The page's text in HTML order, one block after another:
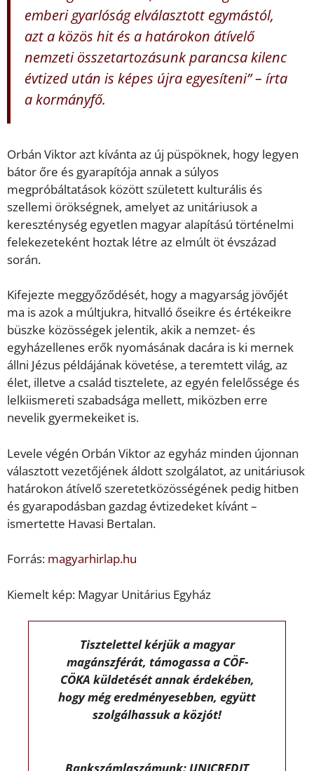
emberi gyarlóság elválasztott egymástól,
azt a közös hit és a határokon átívelő
nemzeti összetartozásunk parancsa kilenc
évtized után is képes újra egyesíteni” – írta
a kormányfő.
Orbán Viktor azt kívánta az új püspöknek, hogy legyen
bátor őre és gyarapítója annak a súlyos
megpróbáltatások között született kulturális és
szellemi örökségnek, amelyet az unitáriusok a
kereszténység egyetlen magyar alapítású történelmi
felekezeteként hoztak létre az elmúlt öt évszázad
során.
Kifejezte meggyőződését, hogy a magyarság jövőjét
ma is azok a múltjukra, hitvalló őseikre és értékeikre
büszke közösségek jelentik, akik a nemzet- és
egyházellenes erők nyomásának dacára is ki mernek
állni Jézus példájának követése, a teremtett világ, az
élet, illetve a család tisztelete, az egyén felelőssége és
lelkiismereti szabadsága mellett, miközben erre
nevelik gyermekeiket is.
Levele végén Orbán Viktor az egyház minden újonnan
választott vezetőjének áldott szolgálatot, az unitáriusok
határokon átívelő szeretetközösségének pedig hitben
és gyarapodásban gazdag évtizedeket kívánt –
ismertette Havasi Bertalan.
Forrás: magyarhirlap.hu
Kiemelt kép: Magyar Unitárius Egyház
Tisztelettel kérjük a magyar
magánszférát, támogassa a CÖF-
CÖKA küldetését annak érdekében,
hogy még eredményesebben, együtt
szolgálhassuk a közjót!
Bankszámlaszámunk: UNICREDIT